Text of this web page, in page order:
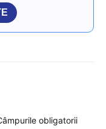
obligatorii